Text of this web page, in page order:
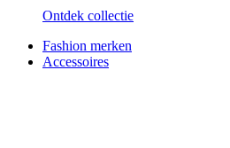
Ontdek collectie
Fashion merken
Accessoires